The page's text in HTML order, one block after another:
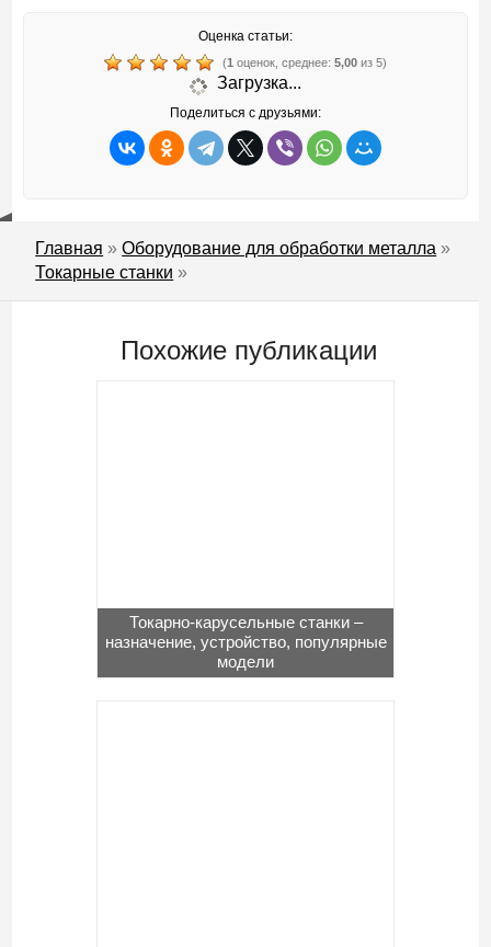
Оценка статьи:
(1 оценок, среднее: 5,00 из 5)
Загрузка...
Поделиться с друзьями:
Главная »Оборудование для обработки металла »
Токарные станки »
Похожие публикации
Токарно-карусельные станки –
назначение, устройство, популярные
модели